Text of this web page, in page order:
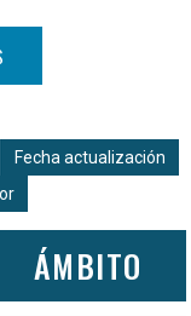
Fecha actualización
ÁMBITO